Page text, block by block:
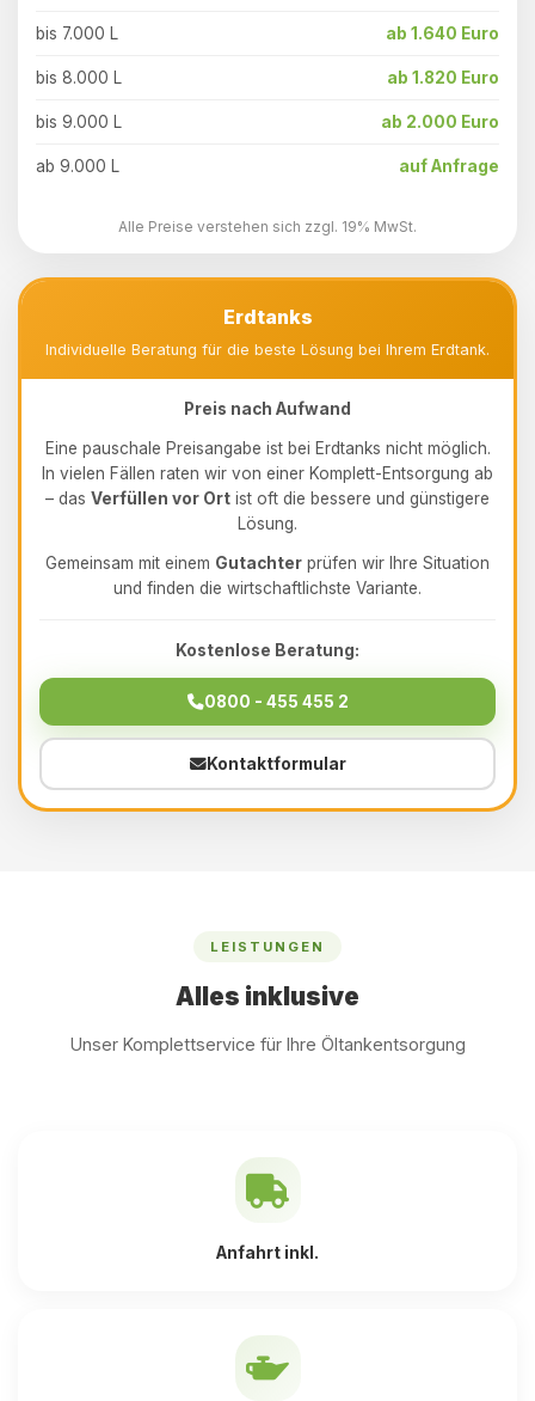
bis 7.000 L ab 1.640 Euro
bis 8.000 L ab 1.820 Euro
bis 9.000 L ab 2.000 Euro
ab 9.000 L auf Anfrage
Alle Preise verstehen sich zzgl. 19% MwSt.
Erdtanks
Individuelle Beratung für die beste Lösung bei Ihrem Erdtank.
Preis nach Aufwand
Eine pauschale Preisangabe ist bei Erdtanks nicht möglich.
In vielen Fällen raten wir von einer Komplett-Entsorgung ab
– das Verfüllen vor Ort ist oft die bessere und günstigere
Lösung.
Gemeinsam mit einem Gutachter prüfen wir Ihre Situation
und finden die wirtschaftlichste Variante.
Kostenlose Beratung:
0800 - 455 455 2
Kontaktformular
LEISTUNGEN
Alles inklusive
Unser Komplettservice für Ihre Öltankentsorgung
Anfahrt inkl.